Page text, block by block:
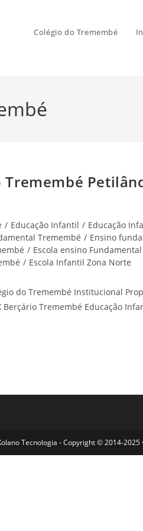
Colégio do Tremembé
/ Educação Infantil / Educação
Tremembé / Ensino
/ Escola ensino
/ Escola Infantil Zona Norte
do Tremembé Institucional
Tremembé Educação
Tecnologia - Copyright © 2014-